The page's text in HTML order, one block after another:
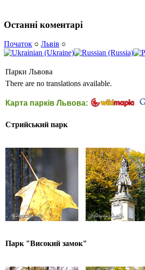
Останні коментарі
Початок ○ Львів ○
Парки Львова
There are no translations available.
Карта парків Львова:
Стрийський парк
Парк "Високий замок"